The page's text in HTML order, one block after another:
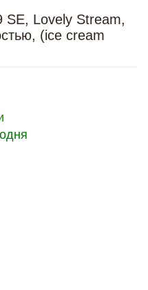
SE, Lovely Stream,
(ice cream